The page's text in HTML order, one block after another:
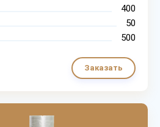
400
50
500
Заказать